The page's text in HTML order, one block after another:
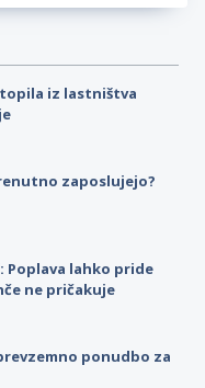
iz lastništva
zaposlujejo?
Poplava lahko pride
ne pričakuje
ponudbo za